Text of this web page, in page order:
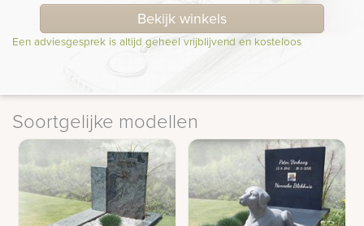
Bekijk winkels
Een adviesgesprek is altijd geheel vrijblijvend en kosteloos
Soortgelijke modellen